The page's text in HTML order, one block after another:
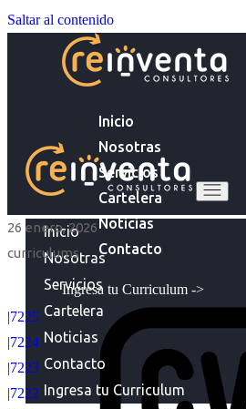
Saltar al contenido
Inicio
Nosotras
Servicios
Cartelera
Noticias
Contacto
Ingresa tu Curriculum ->
Inicio
Nosotras
Servicios
Cartelera
Noticias
Contacto
Ingresa tu Curriculum
26 enero, 2026
curriculums
|7225
|7224
|7223
|7222